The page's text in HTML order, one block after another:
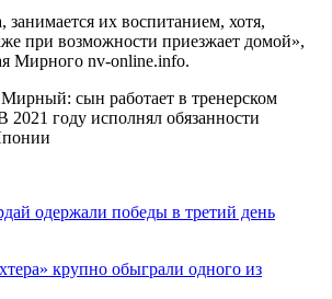
их воспитанием, хотя,
при возможности приезжает домой»,
Мирного nv-online.info.
одержали победы в третий день
крупно обыграли одного из